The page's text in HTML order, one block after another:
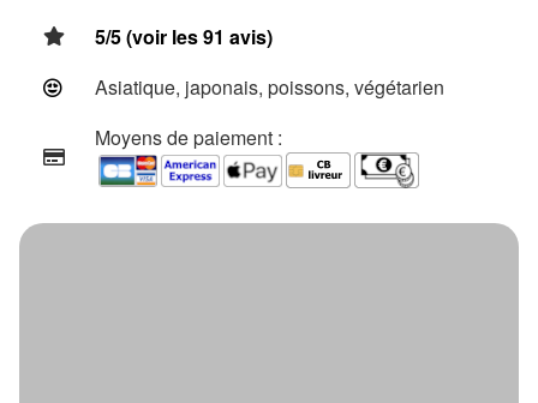
5/5 (voir les 91 avis)
Asiatique, japonais, poissons, végétarien
Moyens de paiement :